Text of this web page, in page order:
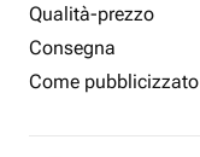
Qualità-prezzo
Consegna
Come pubblicizzato